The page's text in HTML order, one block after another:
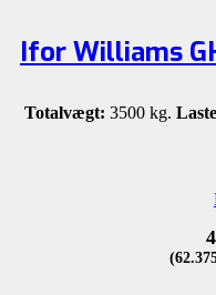
Ifor Williams
Totalvægt: 3500 kg.
(